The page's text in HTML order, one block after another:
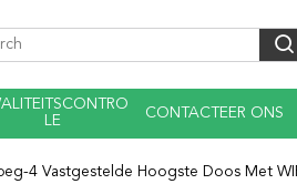
LE
CONTACTEER ONS
4 Vastgestelde Hoogste Doos Met